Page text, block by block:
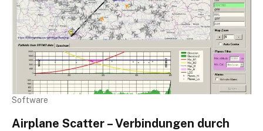
Software
Airplane Scatter – Verbindungen durch